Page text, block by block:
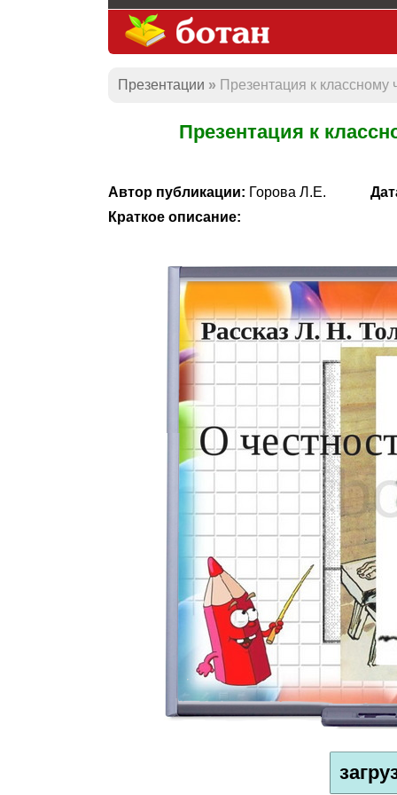
Презентации Презентация к
Презентация к
Автор публикации: Горова Л.Е.
Краткое описание: